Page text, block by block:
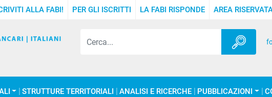
ALLA FABI! PER GLI ISCRITTI LA FABI RISPONDE AREA
STRUTTURE TERRITORIALI ANALISI E RICERCHE PUBBLICAZIONI